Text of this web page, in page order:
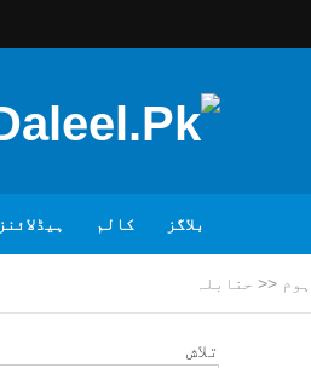
بلاگز کالم ہیڈلائنز
ہوم << حنابلہ
تلاش